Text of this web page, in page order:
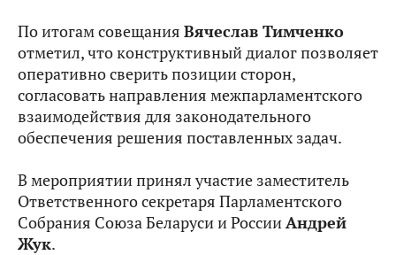
По итогам совещания Вячеслав Тимченко
отметил, что конструктивный диалог позволяет
оперативно сверить позиции сторон,
согласовать направления межпарламентского
взаимодействия для законодательного
обеспечения решения поставленных задач.
В мероприятии принял участие заместитель
Ответственного секретаря Парламентского
Собрания Союза Беларуси и РоссииАндрей
Жук.